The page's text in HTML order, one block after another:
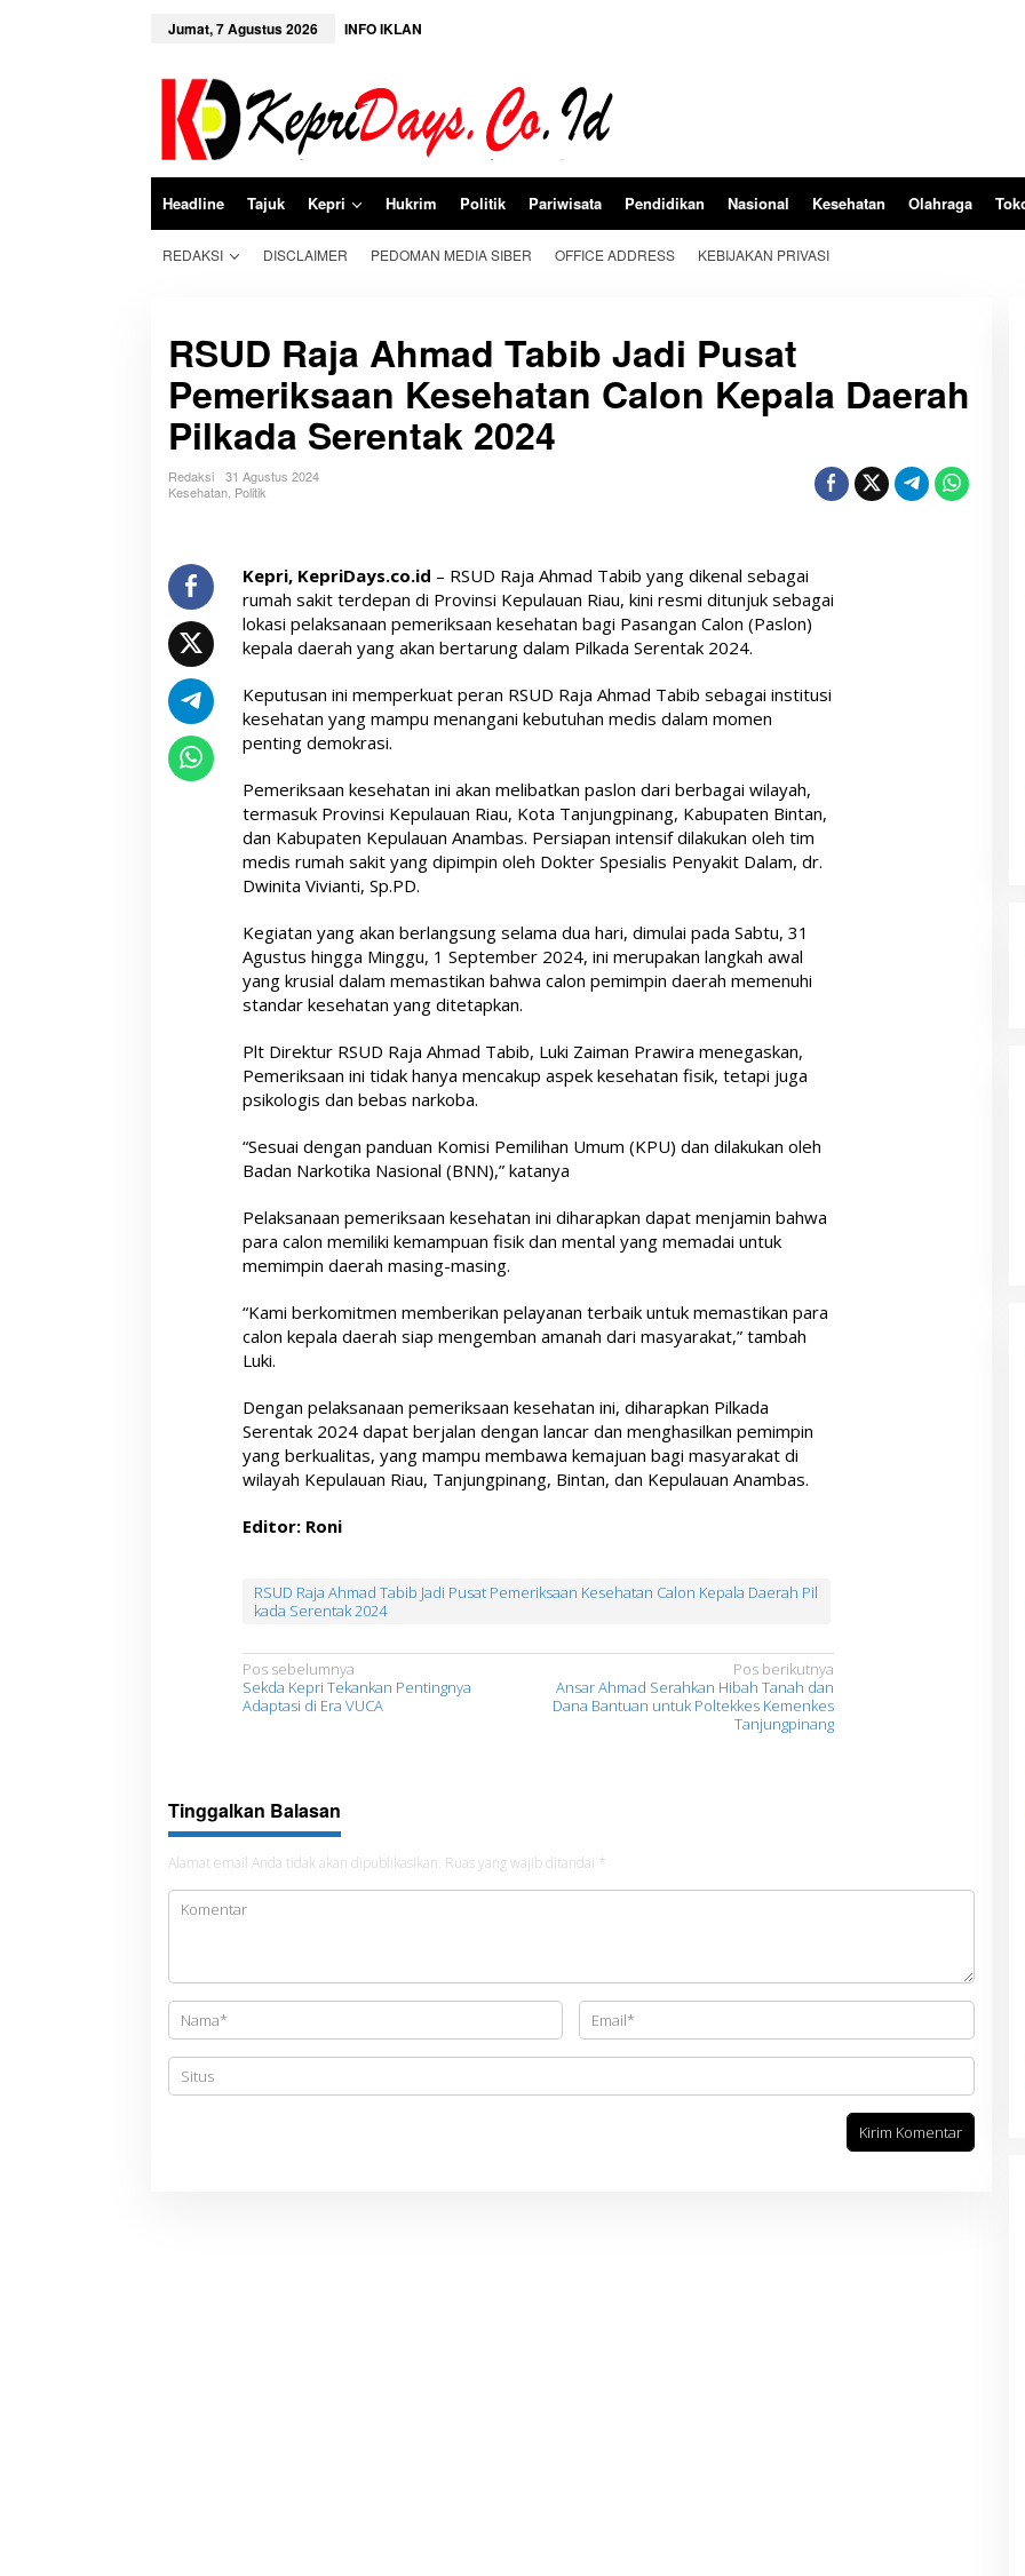
Jumat, 7 Agustus 2026 INFO IKLAN
Headline Tajuk Kepri Hukrim Politik Pariwisata Pendidikan Nasional Kesehatan Olahraga
REDAKSI DISCLAIMER PEDOMAN MEDIA SIBER OFFICE ADDRESS KEBIJAKAN PRIVASI
RSUD Raja Ahmad Tabib Jadi Pusat
Pemeriksaan Kesehatan Calon Kepala Daerah
Pilkada Serentak 2024
Redaksi
31 Agustus 2024
Kesehatan Politik
Kepri, KepriDays.co.id – RSUD Raja Ahmad Tabib yang dikenal sebagai
rumah sakit terdepan di Provinsi Kepulauan Riau, kini resmi ditunjuk sebagai
lokasi pelaksanaan pemeriksaan kesehatan bagi Pasangan Calon (Paslon)
kepala daerah yang akan bertarung dalam Pilkada Serentak 2024.
Keputusan ini memperkuat peran RSUD Raja Ahmad Tabib sebagai institusi
kesehatan yang mampu menangani kebutuhan medis dalam momen
penting demokrasi.
Pemeriksaan kesehatan ini akan melibatkan paslon dari berbagai wilayah,
termasuk Provinsi Kepulauan Riau, Kota Tanjungpinang, Kabupaten Bintan,
dan Kabupaten Kepulauan Anambas. Persiapan intensif dilakukan oleh tim
medis rumah sakit yang dipimpin oleh Dokter Spesialis Penyakit Dalam, dr.
Dwinita Vivianti, Sp.PD.
Kegiatan yang akan berlangsung selama dua hari, dimulai pada Sabtu, 31
Agustus hingga Minggu, 1 September 2024, ini merupakan langkah awal
yang krusial dalam memastikan bahwa calon pemimpin daerah memenuhi
standar kesehatan yang ditetapkan.
Plt Direktur RSUD Raja Ahmad Tabib, Luki Zaiman Prawira menegaskan,
Pemeriksaan ini tidak hanya mencakup aspek kesehatan fisik, tetapi juga
psikologis dan bebas narkoba.
“Sesuai dengan panduan Komisi Pemilihan Umum (KPU) dan dilakukan oleh
Badan Narkotika Nasional (BNN),” katanya
Pelaksanaan pemeriksaan kesehatan ini diharapkan dapat menjamin bahwa
para calon memiliki kemampuan fisik dan mental yang memadai untuk
memimpin daerah masing-masing.
“Kami berkomitmen memberikan pelayanan terbaik untuk memastikan para
calon kepala daerah siap mengemban amanah dari masyarakat,” tambah
Luki.
Dengan pelaksanaan pemeriksaan kesehatan ini, diharapkan Pilkada
Serentak 2024 dapat berjalan dengan lancar dan menghasilkan pemimpin
yang berkualitas, yang mampu membawa kemajuan bagi masyarakat di
wilayah Kepulauan Riau, Tanjungpinang, Bintan, dan Kepulauan Anambas.
Editor: Roni
RSUD Raja Ahmad Tabib Jadi Pusat Pemeriksaan Kesehatan Calon Kepala Daerah Pil
kada Serentak 2024
N
a
g
a
s
i
s
Pos sebelumnya
Sekda Kepri Tekankan Pentingnya
Adaptasi di Era VUCA
Pos berikutnya
Ansar Ahmad Serahkan Hibah Tanah dan
Dana Bantuan untuk Poltekkes Kemenkes
Tanjungpinang
Tinggalkan Balasan
Alamat email Anda tidak akan dipublikasikan. Ruas yang wajib ditandai *